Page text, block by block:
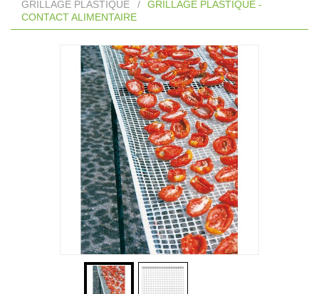
GRILLAGE PLASTIQUE
/
GRILLAGE PLASTIQUE -
CONTACT ALIMENTAIRE